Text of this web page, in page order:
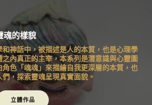
魂的樣貌
神話中，被描述是人的本質，也是心理學
內真正的主宰，本系列是潛意識與心靈圖
色「魂魂」來描繪自我更深層的本質，也
，探索靈魂呈現真實面貌。
立體作品